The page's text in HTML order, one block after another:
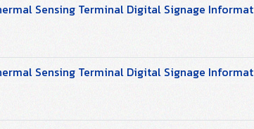
Sensing Terminal Digital Signage
Sensing Terminal Digital Signage